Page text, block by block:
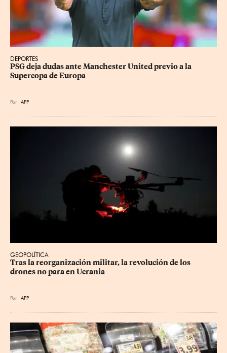
DEPORTES
PSG deja dudas ante Manchester United previo a la
Supercopa de Europa
Por AFP
GEOPOLÍTICA
Tras la reorganización militar, la revolución de los
drones no para en Ucrania
Por AFP